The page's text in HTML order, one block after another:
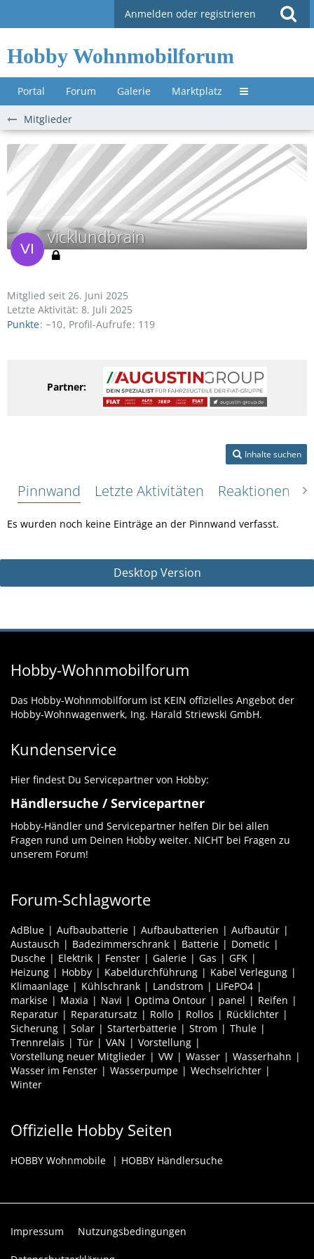
Anmelden oder registrieren
Hobby Wohnmobilforum
Portal Forum Galerie Marktplatz Untermenü »
Mitglieder
vicklundbrain
Mitglied seit 26. Juni 2025
Letzte Aktivität: 8. Juli 2025
Punkte −10 Profil-Aufrufe 119
Partner:
Inhalte suchen
Pinnwand Letzte Aktivitäten Reaktionen
Es wurden noch keine Einträge an der Pinnwand verfasst.
Desktop Version
Hobby-Wohnmobilforum
Das Hobby-Wohnmobilforum ist KEIN offizielles Angebot der
Hobby-Wohnwagenwerk, Ing. Harald Striewski GmbH.
Kundenservice
Hier findest Du Servicepartner von Hobby:
Händlersuche / Servicepartner
Hobby-Händler und Servicepartner helfen Dir bei allen
Fragen rund um Deinen Hobby weiter. NICHT bei Fragen zu
unserem Forum!
Forum-Schlagworte
AdBlue Aufbaubatterie Aufbaubatterien
Aufbautür
Austausch
Badezimmerschrank Batterie
Dometic
Dusche
Elektrik Fenster Galerie Gas
GFK
Heizung
Hobby Kabeldurchführung
Kabel Verlegung
Klimaanlage
Kühlschrank Landstrom
LiFePO4
markise
Maxia Navi Optima Ontour panel
Reifen
Reparatur
Reparatursatz Rollo Rollos
Rücklichter
Sicherung
Solar Starterbatterie Strom
Thule
Trennrelais
Tür VAN
Vorstellung
Vorstellung neuer Mitglieder
VW Wasser
Wasserhahn
Wasser im Fenster
Wasserpumpe
Wechselrichter
Winter
Offizielle Hobby Seiten
HOBBY Wohnmobile HOBBY Händlersuche
Impressum Nutzungsbedingungen